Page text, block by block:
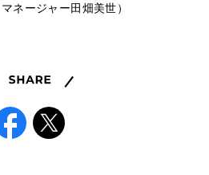
ネージャー田畑美世）